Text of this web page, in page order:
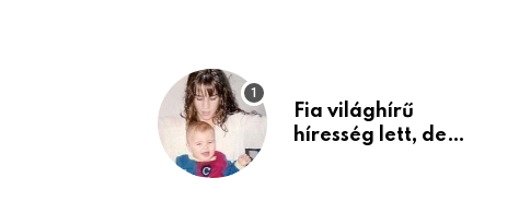
Fia világhírű
híresség lett, de